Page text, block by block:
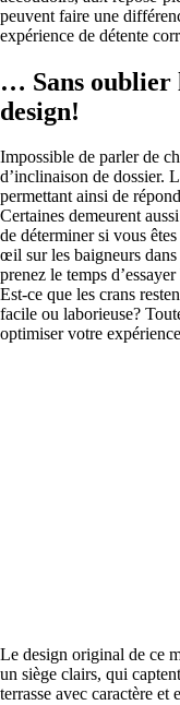
peuvent faire une
expérience de détente
… Sans oublier
design!
Impossible de parler de
d’inclinaison de dossier.
permettant ainsi de
Certaines demeurent
de déterminer si vous
œil sur les baigneurs
prenez le temps
Est-ce que les crans
facile ou laborieuse?
optimiser votre
Le design original de ce
un siège clairs, qui
terrasse avec caractère et